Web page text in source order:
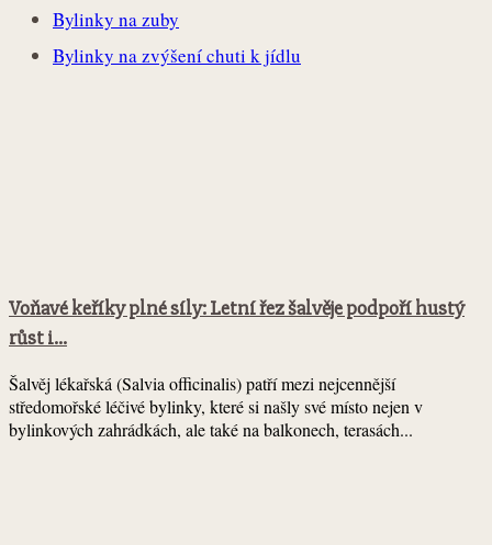
Bylinky na zuby
Bylinky na zvýšení chuti k jídlu
Voňavé keříky plné síly: Letní řez šalvěje podpoří hustý
růst i...
Šalvěj lékařská (Salvia officinalis) patří mezi nejcennější
středomořské léčivé bylinky, které si našly své místo nejen v
bylinkových zahrádkách, ale také na balkonech, terasách...